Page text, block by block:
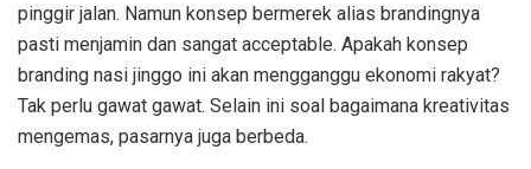
pinggir jalan. Namun konsep bermerek alias brandingnya
pasti menjamin dan sangat acceptable. Apakah konsep
branding nasi jinggo ini akan mengganggu ekonomi rakyat?
Tak perlu gawat gawat. Selain ini soal bagaimana kreativitas
mengemas, pasarnya juga berbeda.